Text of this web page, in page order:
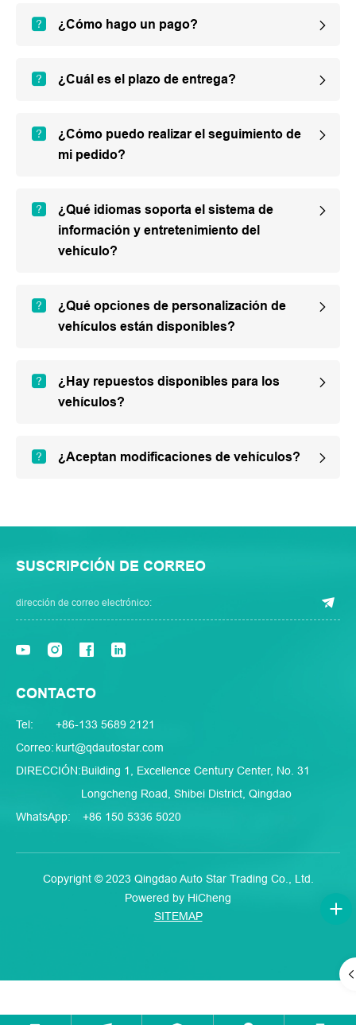
¿Cómo hago un pago?
¿Cuál es el plazo de entrega?
¿Cómo puedo realizar el seguimiento de
mi pedido?
¿Qué idiomas soporta el sistema de
información y entretenimiento del
vehículo?
¿Qué opciones de personalización de
vehículos están disponibles?
¿Hay repuestos disponibles para los
vehículos?
¿Aceptan modificaciones de vehículos?
SUSCRIPCIÓN DE CORREO
CONTACTO
Tel:
+86-133 5689 2121
Correo: kurt@qdautostar.com
DIRECCIÓN:Building 1, Excellence Century Center, No. 31
Longcheng Road, Shibei District, Qingdao
WhatsApp:
+86 150 5336 5020
Copyright © 2023 Qingdao Auto Star Trading Co., Ltd.
Powered by HiCheng
SITEMAP